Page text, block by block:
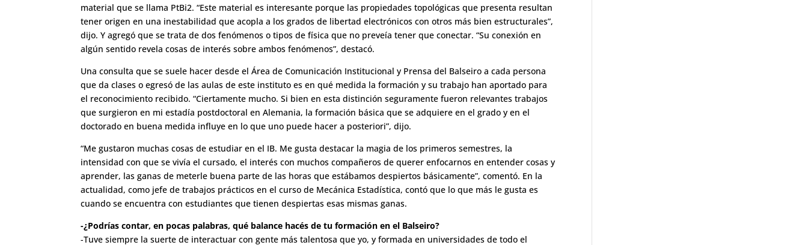
material que se llama PtBi2. “Este material es interesante porque las propiedades topológicas que presenta resultan
tener origen en una inestabilidad que acopla a los grados de libertad electrónicos con otros más bien estructurales”,
dijo. Y agregó que se trata de dos fenómenos o tipos de física que no preveía tener que conectar. “Su conexión en
algún sentido revela cosas de interés sobre ambos fenómenos”, destacó.
Una consulta que se suele hacer desde el Área de Comunicación Institucional y Prensa del Balseiro a cada persona
que da clases o egresó de las aulas de este instituto es en qué medida la formación y su trabajo han aportado para
el reconocimiento recibido. “Ciertamente mucho. Si bien en esta distinción seguramente fueron relevantes trabajos
que surgieron en mi estadía postdoctoral en Alemania, la formación básica que se adquiere en el grado y en el
doctorado en buena medida influye en lo que uno puede hacer a posteriori”, dijo.
“Me gustaron muchas cosas de estudiar en el IB. Me gusta destacar la magia de los primeros semestres, la
intensidad con que se vivía el cursado, el interés con muchos compañeros de querer enfocarnos en entender cosas y
aprender, las ganas de meterle buena parte de las horas que estábamos despiertos básicamente”, comentó. En la
actualidad, como jefe de trabajos prácticos en el curso de Mecánica Estadística, contó que lo que más le gusta es
cuando se encuentra con estudiantes que tienen despiertas esas mismas ganas.
-¿Podrías contar, en pocas palabras, qué balance hacés de tu formación en el Balseiro?
-Tuve siempre la suerte de interactuar con gente más talentosa que yo, y formada en universidades de todo el